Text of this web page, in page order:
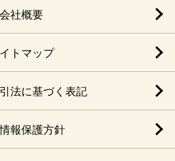
会社概要
トマップ
法に基づく表記
報保護方針